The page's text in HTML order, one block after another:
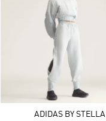
بنطال ADIDAS BY STELLA